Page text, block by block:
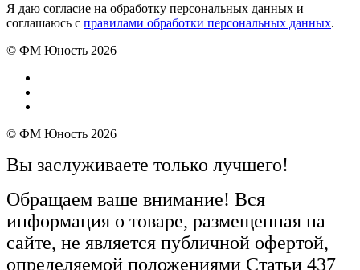
Я даю согласие на обработку персональных данных и
соглашаюсь с правилами обработки персональных данных.
© ФМ Юность 2026
© ФМ Юность 2026
Вы заслуживаете только лучшего!
Обращаем ваше внимание! Вся
информация о товаре, размещенная на
сайте, не является публичной офертой,
определяемой положениями Статьи 437